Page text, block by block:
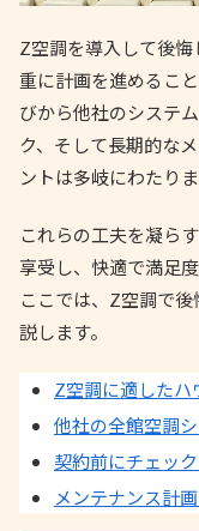
Z空調を導入して後
重に計画を進めるこ
びから他社のシステ
ク、そして長期的な
ントは多岐にわたりま
これらの工夫を凝ら
享受し、快適で満足
ここでは、Z空調で
説します。
Z空調に適したハ
他社の全館空調
契約前にチェッ
メンテナンス計